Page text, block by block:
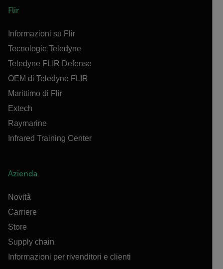
Flir
Informazioni su Flir
Tecnologie Teledyne
Teledyne FLIR Defense
OEM di Teledyne FLIR
Marittimo di Flir
Extech
Raymarine
Infrared Training Center
Azienda
Novità
Carriere
Store
Supply chain
Informazioni per rivenditori e clienti